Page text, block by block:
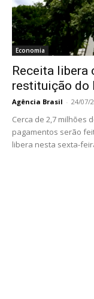
Economia
Receita libera
restituição do
Agência Brasil - 24/07/
Cerca de 2,7 milhões
pagamentos serão
libera nesta sexta-